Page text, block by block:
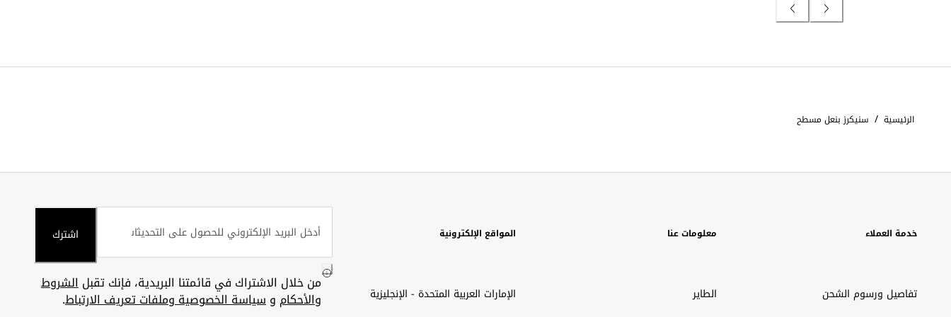
الرئيسية / سنيكرز بنعل مسطح
خدمة العملاء
تفاصيل ورسوم الشحن
معلومات عنا
الطاير
المواقع الإلكترونية
الإمارات العربية المتحدة - الإنجليزية
اشترك
من خلال الاشتراك في قائمتنا البريدية، فإنك تقبلالشروط
والأحكام وسياسة الخصوصية وملفات تعريف الارتباط.